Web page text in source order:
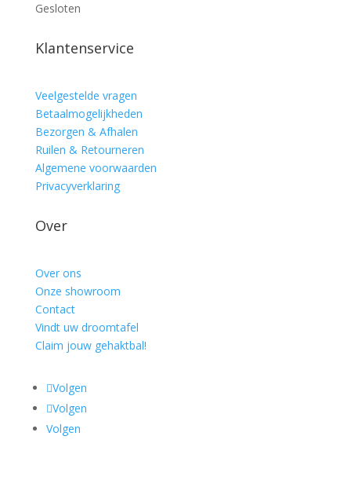
Gesloten
Klantenservice
Veelgestelde vragen
Betaalmogelijkheden
Bezorgen & Afhalen
Ruilen & Retourneren
Algemene voorwaarden
Privacyverklaring
Over
Over ons
Onze showroom
Contact
Vindt uw droomtafel
Claim jouw gehaktbal!
Volgen
Volgen
Volgen